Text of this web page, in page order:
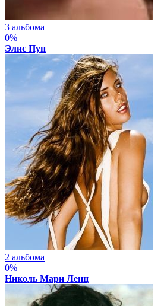
3 альбома
0%
Элис Пун
2 альбома
0%
Николь Мари Ленц